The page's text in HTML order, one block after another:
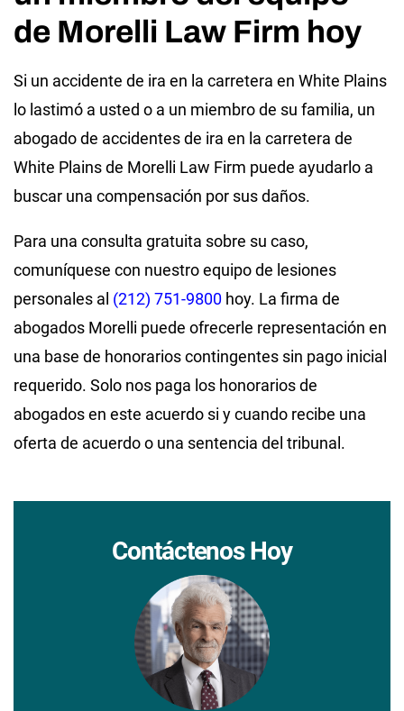
de Morelli Law Firm hoy
Si un accidente de ira en la carretera en White Plains
lo lastimó a usted o a un miembro de su familia, un
abogado de accidentes de ira en la carretera de
White Plains de Morelli Law Firm puede ayudarlo a
buscar una compensación por sus daños.
Para una consulta gratuita sobre su caso,
comuníquese con nuestro equipo de lesiones
personales al (212) 751-9800 hoy. La firma de
abogados Morelli puede ofrecerle representación en
una base de honorarios contingentes sin pago inicial
requerido. Solo nos paga los honorarios de
abogados en este acuerdo si y cuando recibe una
oferta de acuerdo o una sentencia del tribunal.
Contáctenos Hoy